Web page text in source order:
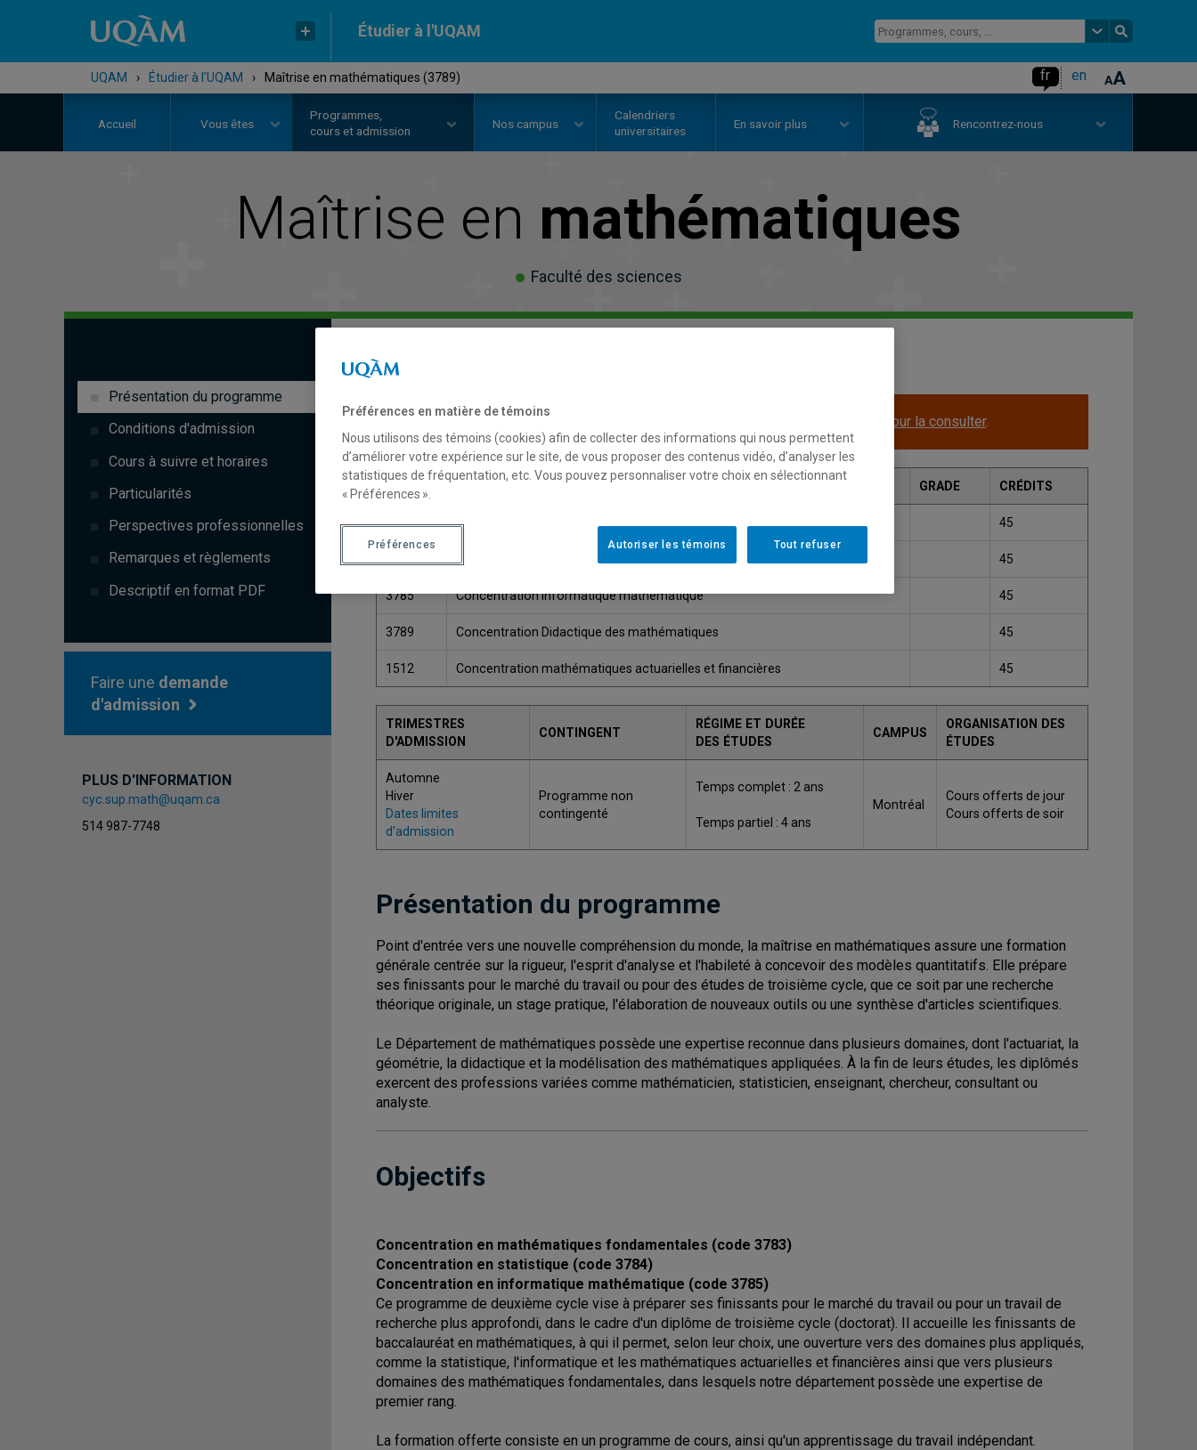
Étudier à l'UQAM
UQAM › Étudier à l'UQAM › Maîtrise en mathématiques (3789) fr en
Accueil Vous êtes
Programmes,
cours et admission
Nos campus
Calendriers
universitaires
En savoir plus Rencontrez-nous
Maîtrise en mathématiques
Faculté des sciences
Présentation du programme
Conditions d'admission
Cours à suivre et horaires
Particularités
Perspectives professionnelles
Remarques et règlements
Descriptif en format PDF
Faire une demande
d'admission
PLUS D'INFORMATION
cyc.sup.math@uqam.ca
514 987-7748
Une version plus récente de ce programme est disponible. Cliquez ici pour la consulter.
CODE GRADE CRÉDITS
3783 Concentration mathématiques fondamentales 45
Concentration statistique 45
3785 Concentration informatique mathématique 45
3789 Concentration Didactique des mathématiques 45
1512 Concentration mathématiques actuarielles et financières 45
TRIMESTRES
D'ADMISSION
CONTINGENT
RÉGIME ET DURÉE
DES ÉTUDES
CAMPUS
ORGANISATION DES
ÉTUDES
Automne
Hiver
Dates limites
d'admission
Programme non
contingenté
Temps complet : 2 ans
Temps partiel : 4 ans
Montréal
Cours offerts de jour
Cours offerts de soir
Présentation du programme
Point d'entrée vers une nouvelle compréhension du monde, la maîtrise en mathématiques assure une formation
générale centrée sur la rigueur, l'esprit d'analyse et l'habileté à concevoir des modèles quantitatifs. Elle prépare
ses finissants pour le marché du travail ou pour des études de troisième cycle, que ce soit par une recherche
théorique originale, un stage pratique, l'élaboration de nouveaux outils ou une synthèse d'articles scientifiques.
Le Département de mathématiques possède une expertise reconnue dans plusieurs domaines, dont l'actuariat, la
géométrie, la didactique et la modélisation des mathématiques appliquées. À la fin de leurs études, les diplômés
exercent des professions variées comme mathématicien, statisticien, enseignant, chercheur, consultant ou
analyste.
Objectifs
Concentration en mathématiques fondamentales (code 3783)
Concentration en statistique (code 3784)
Concentration en informatique mathématique (code 3785)
Ce programme de deuxième cycle vise à préparer ses finissants pour le marché du travail ou pour un travail de
recherche plus approfondi, dans le cadre d'un diplôme de troisième cycle (doctorat). Il accueille les finissants de
baccalauréat en mathématiques, à qui il permet, selon leur choix, une ouverture vers des domaines plus appliqués,
comme la statistique, l'informatique et les mathématiques actuarielles et financières ainsi que vers plusieurs
domaines des mathématiques fondamentales, dans lesquels notre département possède une expertise de
premier rang.
La formation offerte consiste en un programme de cours, ainsi qu'un apprentissage du travail indépendant.
Préférences en matière de témoins
Nous utilisons des témoins (cookies) afin de collecter des informations qui nous permettent
d’améliorer votre expérience sur le site, de vous proposer des contenus vidéo, d’analyser les
statistiques de fréquentation, etc. Vous pouvez personnaliser votre choix en sélectionnant
« Préférences ».
Tout refuser
Autoriser les témoins
Préférences